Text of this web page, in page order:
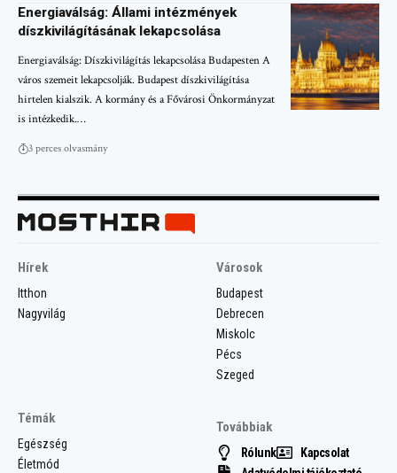
Energiaválság: Állami intézmények
díszkivilágításának lekapcsolása
Energiaválság: Díszkivilágítás lekapcsolása Budapesten A
város szemeit lekapcsolják. Budapest díszkivilágítása
hirtelen kialszik. A kormány és a Fővárosi Önkormányzat
is intézkedik.…
3 perces olvasmány
Hírek
Itthon
Nagyvilág
Városok
Budapest
Debrecen
Miskolc
Pécs
Szeged
Témák
Egészség
Életmód
Továbbiak
Rólunk
Kapcsolat